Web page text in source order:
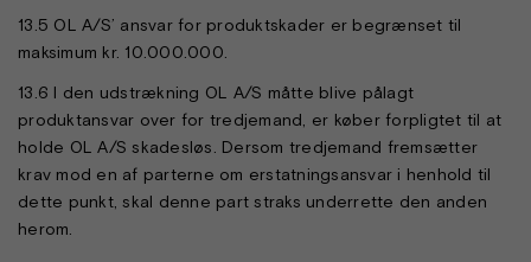
13.5 OL A/S’ ansvar for produktskader er begrænset til
maksimum kr. 10.000.000.
13.6 I den udstrækning OL A/S måtte blive pålagt
produktansvar over for tredjemand, er køber forpligtet til at
holde OL A/S skadesløs. Dersom tredjemand fremsætter
krav mod en af parterne om erstatningsansvar i henhold til
dette punkt, skal denne part straks underrette den anden
herom.